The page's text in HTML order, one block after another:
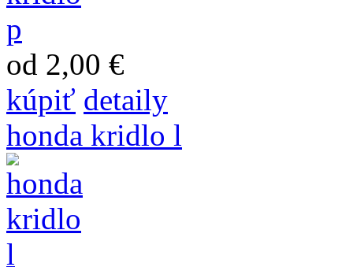
od 2,00 €
kúpiť detaily
honda kridlo l